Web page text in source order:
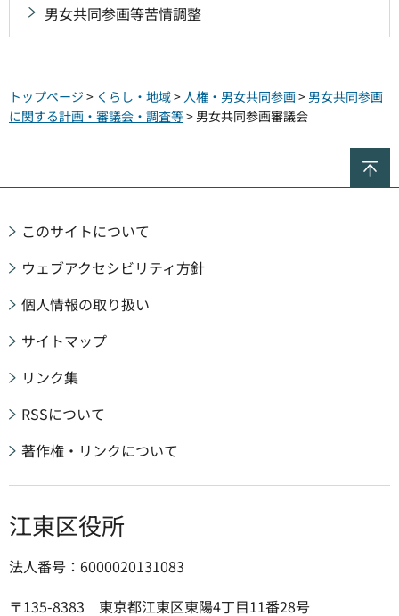
男女共同参画等苦情調整
トップページ > くらし・地域> 人権・男女共同参画> 男女共同参画
に関する計画・審議会・調査等> 男女共同参画審議会
このサイトについて
ウェブアクセシビリティ方針
個人情報の取り扱い
サイトマップ
リンク集
RSSについて
著作権・リンクについて
江東区役所
法人番号：6000020131083
〒135-8383 東京都江東区東陽4丁目11番28号